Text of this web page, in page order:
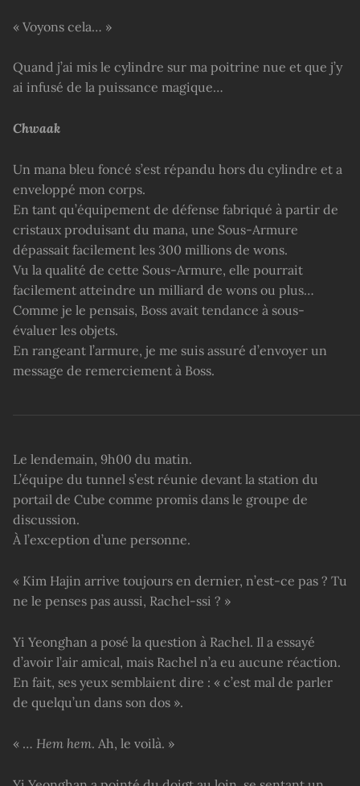
« Voyons cela… »
Quand j’ai mis le cylindre sur ma poitrine nue et que j’y
ai infusé de la puissance magique…
Chwaak
Un mana bleu foncé s’est répandu hors du cylindre et a
enveloppé mon corps.
En tant qu’équipement de défense fabriqué à partir de
cristaux produisant du mana, une Sous-Armure
dépassait facilement les 300 millions de wons.
Vu la qualité de cette Sous-Armure, elle pourrait
facilement atteindre un milliard de wons ou plus…
Comme je le pensais, Boss avait tendance à sous-
évaluer les objets.
En rangeant l’armure, je me suis assuré d’envoyer un
message de remerciement à Boss.
Le lendemain, 9h00 du matin.
L’équipe du tunnel s’est réunie devant la station du
portail de Cube comme promis dans le groupe de
discussion.
À l’exception d’une personne.
« Kim Hajin arrive toujours en dernier, n’est-ce pas ? Tu
ne le penses pas aussi, Rachel-ssi ? »
Yi Yeonghan a posé la question à Rachel. Il a essayé
d’avoir l’air amical, mais Rachel n’a eu aucune réaction.
En fait, ses yeux semblaient dire : « c’est mal de parler
de quelqu’un dans son dos ».
« … Hem hem. Ah, le voilà. »